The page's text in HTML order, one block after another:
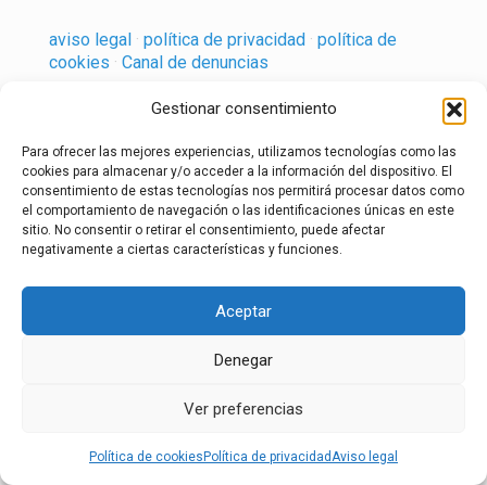
Gestionar consentimiento
Para ofrecer las mejores experiencias, utilizamos tecnologías como las
cookies para almacenar y/o acceder a la información del dispositivo. El
consentimiento de estas tecnologías nos permitirá procesar datos como
el comportamiento de navegación o las identificaciones únicas en este
sitio. No consentir o retirar el consentimiento, puede afectar
negativamente a ciertas características y funciones.
Aceptar
Denegar
Ver preferencias
Política de cookies Política de privacidadAviso legal
aviso legal · política de privacidad · política de
cookies · Canal de denuncias